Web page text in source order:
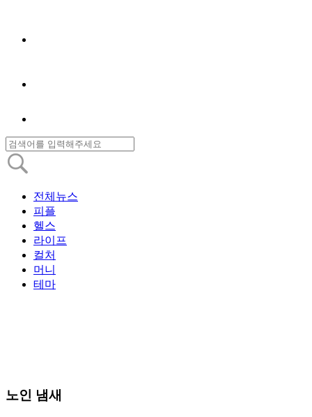
전체뉴스
피플
헬스
라이프
컬처
머니
테마
노인 냄새